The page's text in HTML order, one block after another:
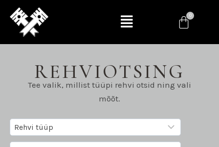
REHVIOTSING
Tee valik, millist tüüpi rehvi otsid ning vali
mõõt.